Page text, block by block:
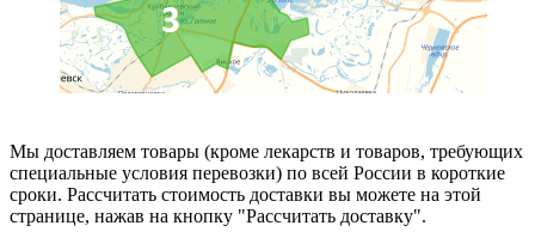
Мы доставляем товары (кроме лекарств и товаров, требующих
специальные условия перевозки) по всей России в короткие
сроки. Рассчитать стоимость доставки вы можете на этой
странице, нажав на кнопку "Рассчитать доставку".